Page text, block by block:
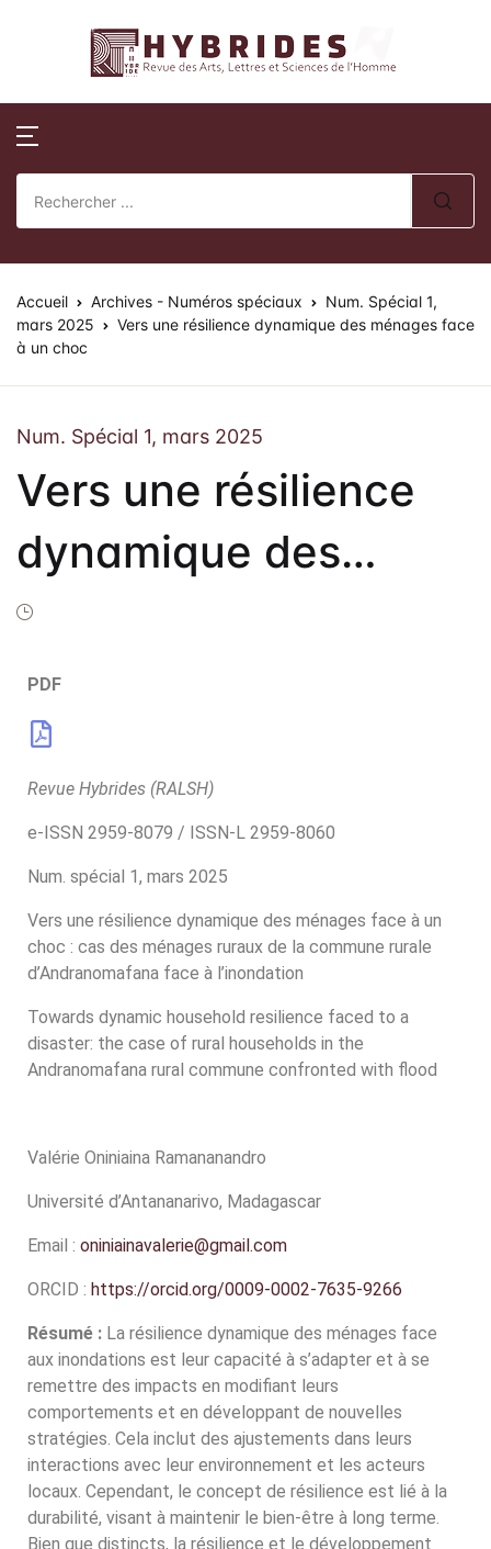
Revue Hybrides
Accueil
Publications
Numéros
Actes de
Revue Hybrides
Revue
Sur la révue
Comité
Frais de
Licence
Actualités
Compte
Accueil Archives - Numéros spéciaux
Num. Spécial 1,
mars 2025
Vers une résilience dynamique des ménages face
à un choc
Num. Spécial 1, mars 2025
Vers une résilience
dynamique des
ménages face à un
choc
PDF
Revue Hybrides (RALSH)
e-ISSN 2959-8079 / ISSN-L 2959-8060
Num. spécial 1, mars 2025
Vers une résilience dynamique des ménages face à un
choc : cas des ménages ruraux de la commune rurale
d’Andranomafana face à l’inondation
Towards dynamic household resilience faced to a
disaster: the case of rural households in the
Andranomafana rural commune confronted with flood
Valérie Oniniaina Ramananandro
Université d’Antananarivo, Madagascar
Email : oniniainavalerie@gmail.com
ORCID : https://orcid.org/0009-0002-7635-9266
Résumé : La résilience dynamique des ménages face
aux inondations est leur capacité à s’adapter et à se
remettre des impacts en modifiant leurs
comportements et en développant de nouvelles
stratégies. Cela inclut des ajustements dans leurs
interactions avec leur environnement et les acteurs
locaux. Cependant, le concept de résilience est lié à la
durabilité, visant à maintenir le bien-être à long terme.
Bien que distincts, la résilience et le développement